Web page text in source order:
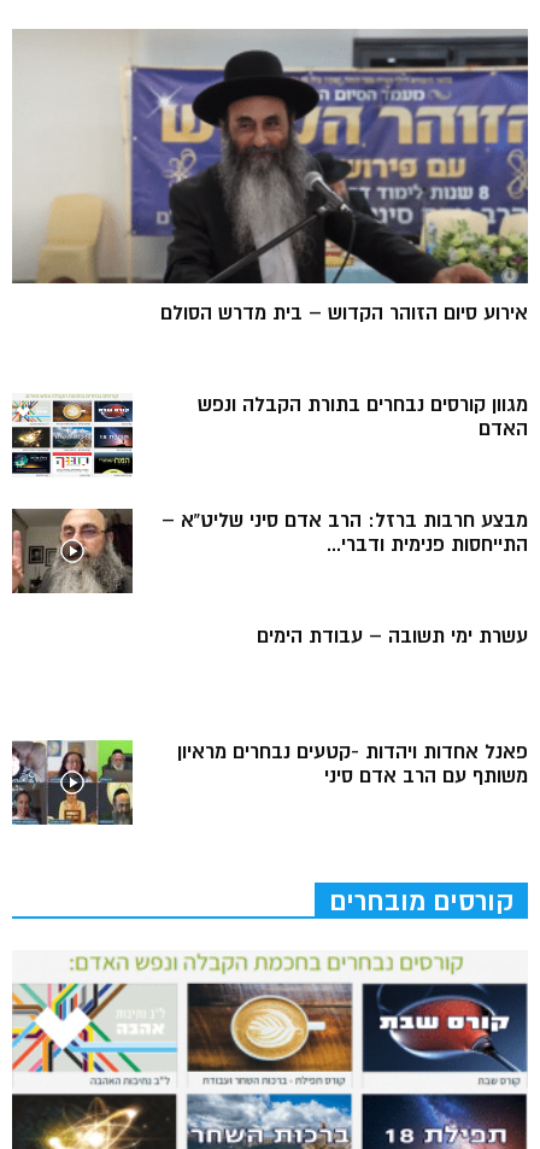
אירוע סיום הזוהר הקדוש – בית מדרש הסולם
מגוון קורסים נבחרים בתורת הקבלה ונפש
האדם
מבצע חרבות ברזל: הרב אדם סיני שליט”א –
התייחסות פנימית ודברי...
עשרת ימי תשובה – עבודת הימים
פאנל אחדות ויהדות -קטעים נבחרים מראיון
משותף עם הרב אדם סיני
קורסים מובחרים